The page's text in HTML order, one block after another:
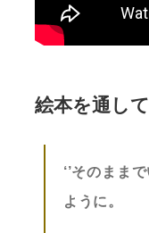
絵本を通し
‘’そのまま
ように。